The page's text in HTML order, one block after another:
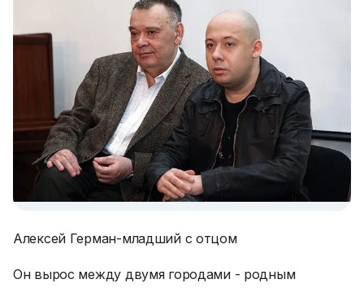
Алексей Герман-младший с отцом
Он вырос между двумя городами - родным